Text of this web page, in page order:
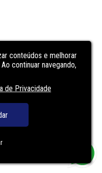
conteúdos e melhorar
continuar navegando,
de Privacidade